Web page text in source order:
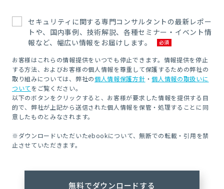
セキュリティに関する専門コンサルタントの最新レポー
トや、国内事例、技術解説、各種セミナー・イベント情
報など、幅広い情報をお届けします。
お客様はこれらの情報提供をいつでも停止できます。情報提供を停止
する方法、およびお客様の個人情報を尊重して保護するための弊社の
取り組みについては、弊社の個人情報保護方針 ・個人情報の取扱いに
ついてをご覧ください。
以下のボタンをクリックすると、お客様が要求した情報を提供する目
的で、弊社が上記から送信された個人情報を保管・処理することに同
意したものとみなされます。
※ダウンロードいただいたebookについて、無断での転載・引用を禁
止させていただきます。